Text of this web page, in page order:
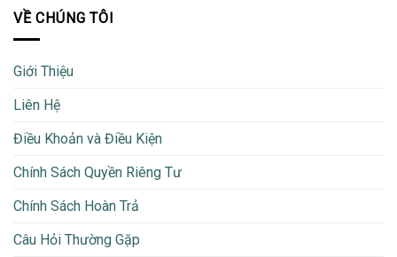
VỀ CHÚNG TÔI
Giới Thiệu
Liên Hệ
Điều Khoản và Điều Kiện
Chính Sách Quyền Riêng Tư
Chính Sách Hoàn Trả
Câu Hỏi Thường Gặp